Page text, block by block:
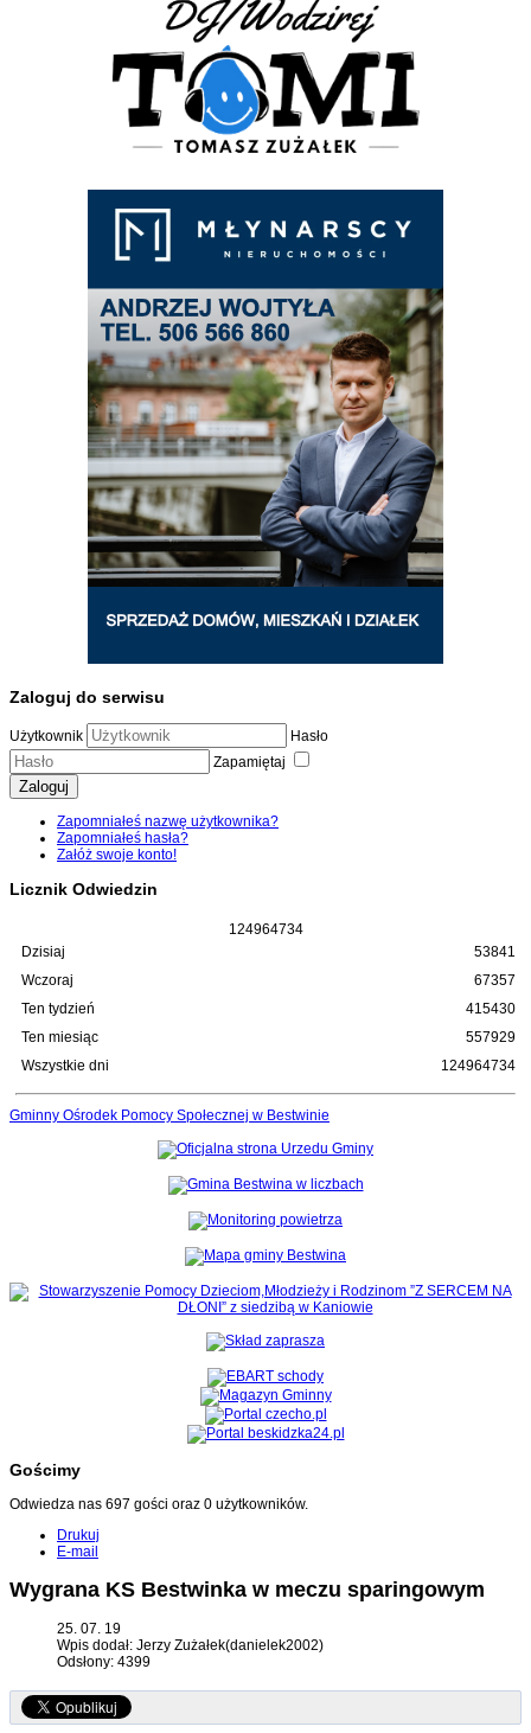
Zaloguj do serwisu
Użytkownik
Hasło
Zapamiętaj
Zaloguj
Zapomniałeś nazwę użytkownika?
Zapomniałeś hasła?
Załóż swoje konto!
Licznik Odwiedzin
124964734
Dzisiaj
Wczoraj
Ten tydzień
Ten miesiąc
Wszystkie dni
53841
67357
415430
557929
124964734
Gminny Ośrodek Pomocy Społecznej w Bestwinie
Gościmy
Odwiedza nas 697 gości oraz 0 użytkowników.
Drukuj
E-mail
Wygrana KS Bestwinka w meczu sparingowym
25. 07. 19
Wpis dodał: Jerzy Zużałek(danielek2002)
Odsłony: 4399